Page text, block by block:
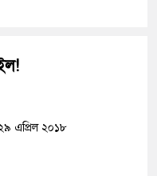
এপ্রিল ২০১৮